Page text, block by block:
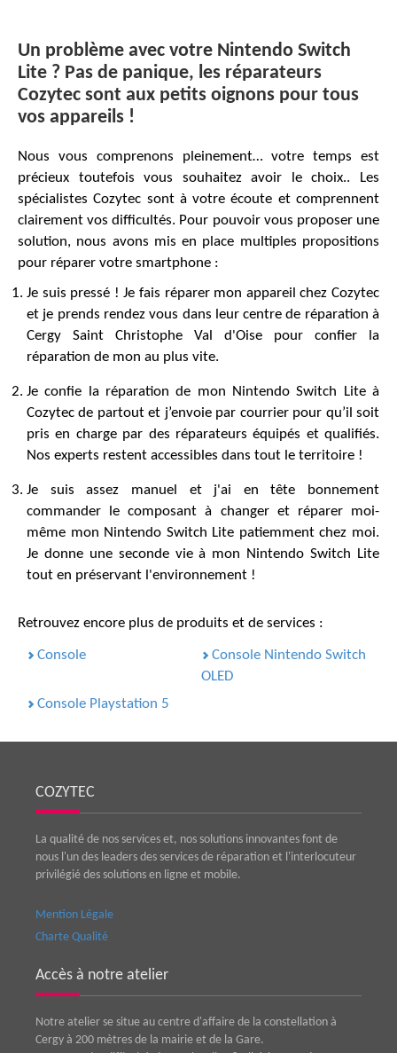
Un problème avec votre Nintendo Switch
Lite ? Pas de panique, les réparateurs
Cozytec sont aux petits oignons pour tous
vos appareils !
Nous vous comprenons pleinement… votre temps est
précieux toutefois vous souhaitez avoir le choix.. Les
spécialistes Cozytec sont à votre écoute et comprennent
clairement vos difficultés. Pour pouvoir vous proposer une
solution, nous avons mis en place multiples propositions
pour réparer votre smartphone :
Je suis pressé ! Je fais réparer mon appareil chez Cozytec
et je prends rendez vous dans leur centre de réparation à
Cergy Saint Christophe Val d'Oise pour confier la
réparation de mon au plus vite.
Je confie la réparation de mon Nintendo Switch Lite à
Cozytec de partout et j’envoie par courrier pour qu’il soit
pris en charge par des réparateurs équipés et qualifiés.
Nos experts restent accessibles dans tout le territoire !
Je suis assez manuel et j'ai en tête bonnement
commander le composant à changer et réparer moi-
même mon Nintendo Switch Lite patiemment chez moi.
Je donne une seconde vie à mon Nintendo Switch Lite
tout en préservant l'environnement !
Retrouvez encore plus de produits et de services :
Console
Console Nintendo Switch
OLED
Console Playstation 5
COZYTEC
La qualité de nos services et, nos solutions innovantes font de
nous l'un des leaders des services de réparation et l'interlocuteur
privilégié des solutions en ligne et mobile.
Mention Légale
Charte Qualité
Accès à notre atelier
Notre atelier se situe au centre d'affaire de la constellation à
Cergy à 200 mètres de la mairie et de la Gare.